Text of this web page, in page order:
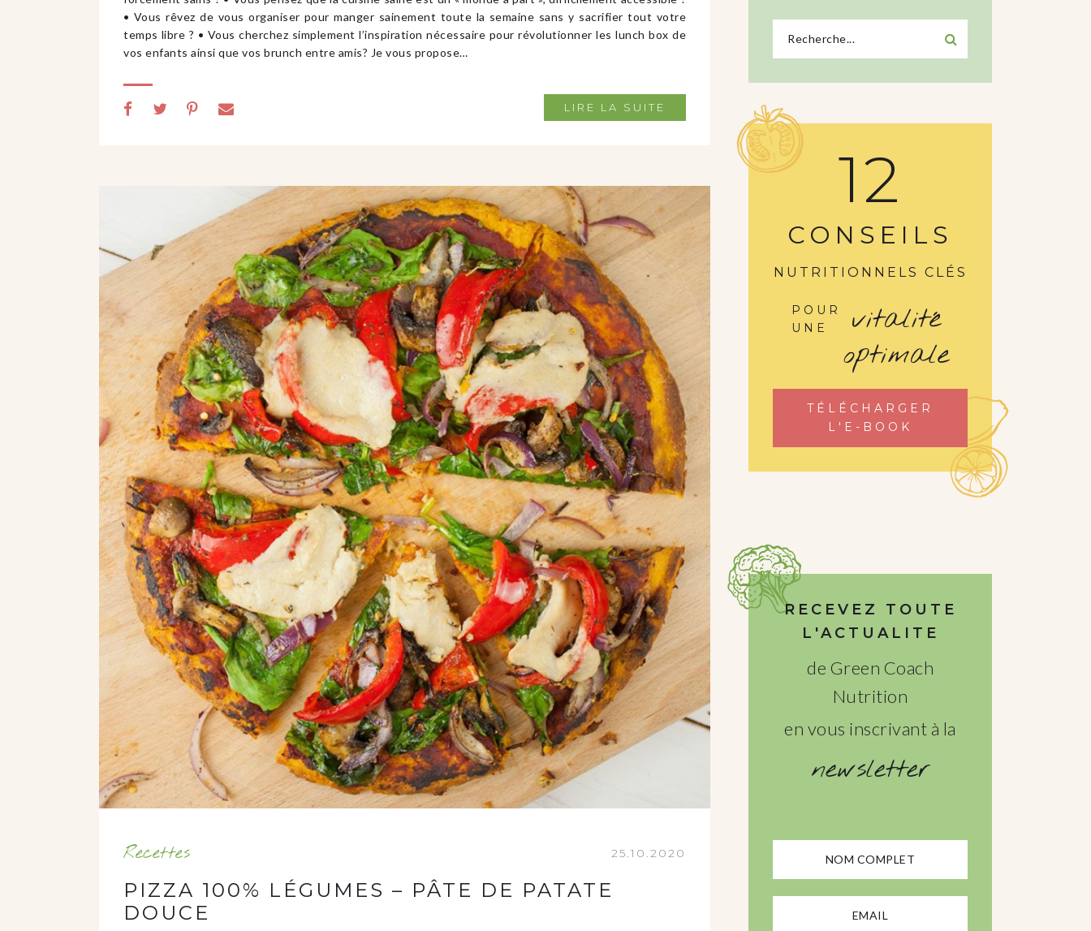
• Vous rêvez de vous organiser pour manger sainement toute la semaine sans y sacrifier tout votre
temps libre ? • Vous cherchez simplement l’inspiration nécessaire pour révolutionner les lunch box de
vos enfants ainsi que vos brunch entre amis? Je vous propose…
LIRE LA SUITE
Recettes 25.10.2020
PIZZA 100% LÉGUMES – PÂTE DE PATATE
DOUCE
12
CONSEILS
NUTRITIONNELS CLÉS
POUR
UNE
vitalité
optimale
TÉLÉCHARGER
L'E-BOOK
RECEVEZ TOUTE
L'ACTUALITE
de Green Coach
Nutrition
en vous inscrivant à la
newsletter